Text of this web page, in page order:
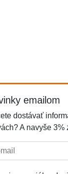
emailom
dostávať
A navyše 3%